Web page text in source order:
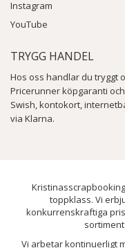
Instagram
YouTube
TRYGG HANDEL
Hos oss handlar du tryggt
Pricerunner köpgaranti
Swish, kontokort,
via Klarna.
toppklass. Vi
konkurrenskraftiga
Vi arbetar kontinuerligt